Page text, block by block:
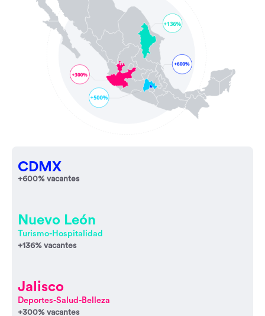
CDMX
+600% vacantes
Nuevo León
Turismo-Hospitalidad
+136% vacantes
Jalisco
Deportes-Salud-Belleza
+300% vacantes